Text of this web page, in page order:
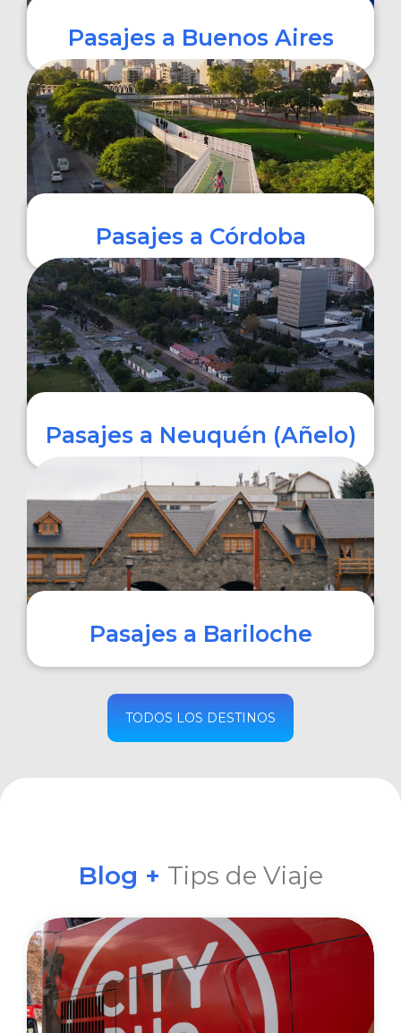
Pasajes a Buenos Aires
COMPRAR
Pasajes a Córdoba
COMPRAR
Pasajes a Neuquén (Añelo)
COMPRAR
Pasajes a Bariloche
COMPRAR
TODOS LOS DESTINOS
Blog + Tips de Viaje